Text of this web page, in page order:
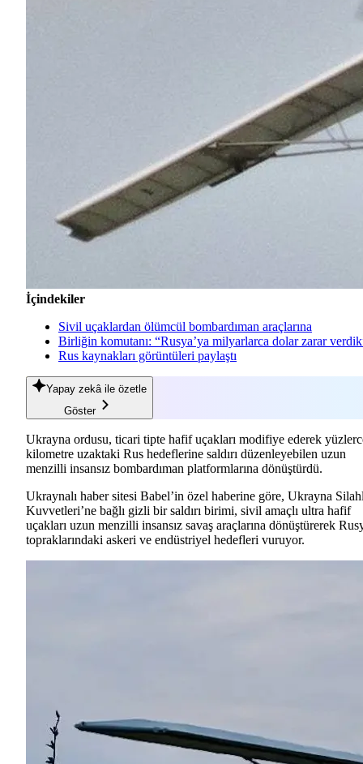
İçindekiler
Sivil uçaklardan ölümcül bombardıman araçlarına
Birliğin komutanı: “Rusya’ya milyarlarca dolar zarar
Rus kaynakları görüntüleri paylaştı
Yapay zekâ ile özetle
Göster
Ukrayna ordusu, ticari tipte hafif uçakları modifiye ederek
kilometre uzaktaki Rus hedeflerine saldırı düzenleyebilen uzun
menzilli insansız bombardıman platformlarına dönüştürdü.
Ukraynalı haber sitesi Babel’in özel haberine göre, Ukrayna
Kuvvetleri’ne bağlı gizli bir saldırı birimi, sivil amaçlı ultra hafif
uçakları uzun menzilli insansız savaş araçlarına dönüştürerek
topraklarındaki askeri ve endüstriyel hedefleri vuruyor.